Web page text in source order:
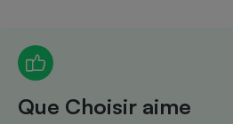
Que Choisir aime